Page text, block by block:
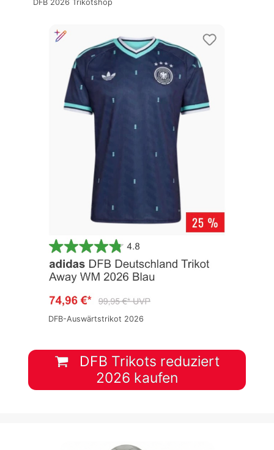
DFB 2026 Trikotshop
DFB-Auswärtstrikot 2026
DFB Trikots reduziert
2026 kaufen